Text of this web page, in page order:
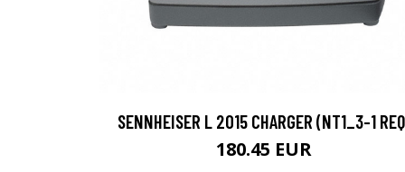
SENNHEISER L 2015 CHARGER (NT1_3-1
180.45 EUR